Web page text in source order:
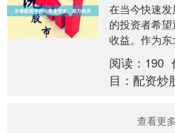
在当今快速
的投资者希
收益。作为
春的投资者
日益增长。本
阅读： 190
目： 配资炒
查看更多